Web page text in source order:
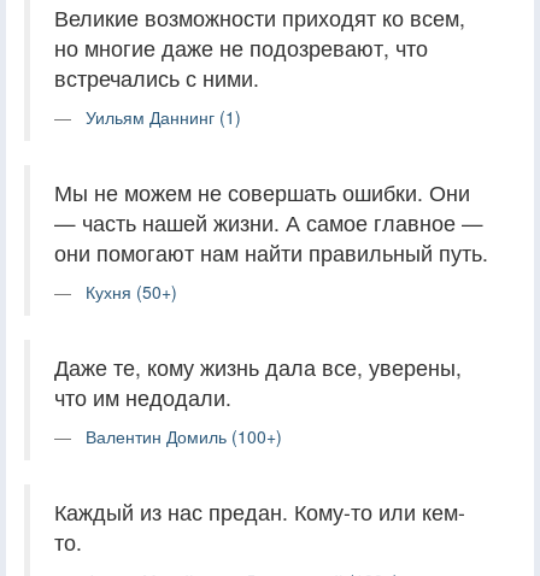
Великие возможности приходят ко всем,
но многие даже не подозревают, что
встречались с ними.
Уильям Даннинг (1)
Мы не можем не совершать ошибки. Они
— часть нашей жизни. А самое главное —
они помогают нам найти правильный путь.
Кухня (50+)
Даже те, кому жизнь дала все, уверены,
что им недодали.
Валентин Домиль (100+)
Каждый из нас предан. Кому-то или кем-
то.